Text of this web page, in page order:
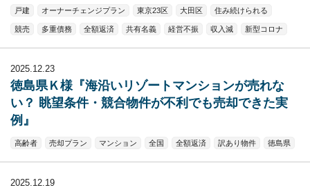
戸建 オーナーチェンジプラン 東京23区 大田区 住み続けられる
競売 多重債務 全額返済 共有名義 経営不振 収入減 新型コロナ
2025.12.23
徳島県Ｋ様『海沿いリゾートマンションが売れな
い？ 眺望条件・競合物件が不利でも売却できた実
例』
高齢者 売却プラン マンション 全国 全額返済 訳あり物件 徳島県
2025.12.19